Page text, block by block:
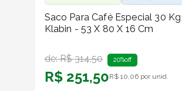
Saco Para Café Especial 30 Kg
Klabin - 53 X 80 X 16 Cm
de:R$ 314,50 20%off
R$ 251,50R$ 10,06por unid.